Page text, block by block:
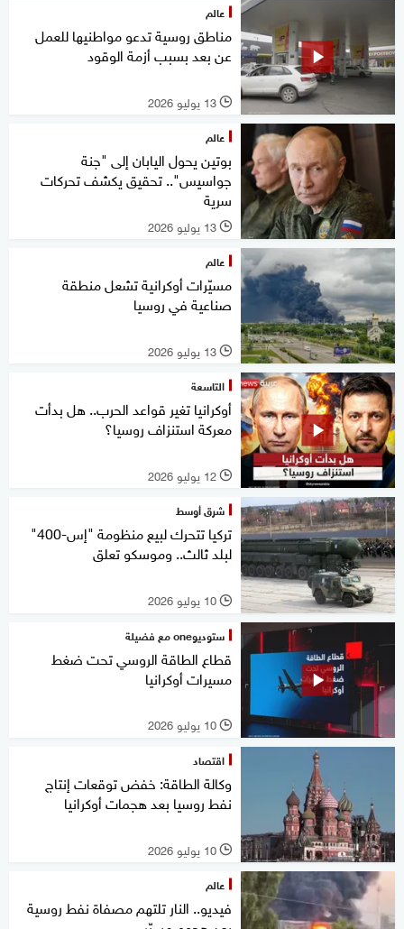
عالم
مناطق روسية تدعو مواطنيها للعمل
عن بعد بسبب أزمة الوقود
l 13 يوليو 2026
عالم
بوتين يحول اليابان إلى "جنة
جواسيس".. تحقيق يكشف تحركات
سرية
l 13 يوليو 2026
عالم
مسيّرات أوكرانية تشعل منطقة
صناعية في روسيا
l 13 يوليو 2026
التاسعة
أوكرانيا تغير قواعد الحرب.. هل بدأت
معركة استنزاف روسيا؟
l 12 يوليو 2026
شرق أوسط
تركيا تتحرك لبيع منظومة "إس-400"
لبلد ثالث.. وموسكو تعلق
l 10 يوليو 2026
ستوديوone مع فضيلة
قطاع الطاقة الروسي تحت ضغط
مسيرات أوكرانيا
l 10 يوليو 2026
اقتصاد
وكالة الطاقة: خفض توقعات إنتاج
نفط روسيا بعد هجمات أوكرانيا
l 10 يوليو 2026
عالم
فيديو.. النار تلتهم مصفاة نفط روسية